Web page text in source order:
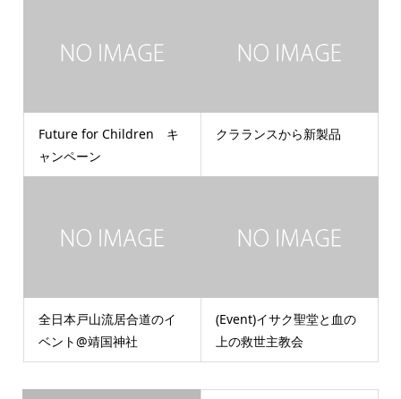
Future for Children キ
ャンペーン
クラランスから新製品
全日本戸山流居合道のイ
ベント@靖国神社
(Event)イサク聖堂と血の
上の救世主教会